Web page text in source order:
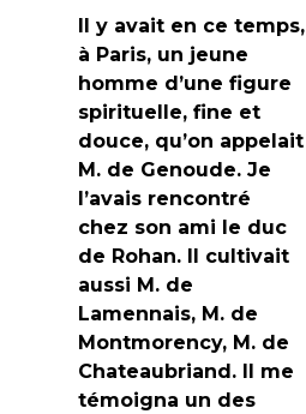
Il y avait en ce temps,
à Paris, un jeune
homme d’une figure
spirituelle, fine et
douce, qu’on appelait
M. de Genoude. Je
l’avais rencontré
chez son ami le duc
de Rohan. Il cultivait
aussi M. de
Lamennais, M. de
Montmorency, M. de
Chateaubriand. Il me
témoigna un des